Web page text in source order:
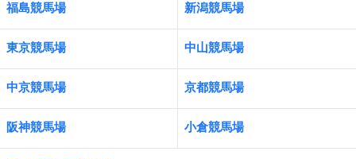
福島競馬場 新潟競馬場
東京競馬場 中山競馬場
中京競馬場 京都競馬場
阪神競馬場 小倉競馬場